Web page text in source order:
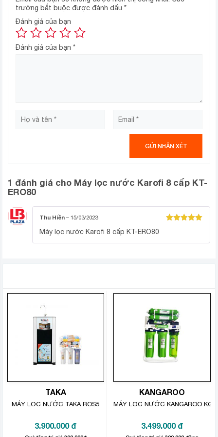
khiến nước được hoạt hóa và dễ hấp thụ vào máu hơn.
MÀNG LỌC RO – USA/Hàn Quốc: Loại bỏ hầu hết vi
chống tái nhiễm khuẩn.
không cần đun sôi. Giúp bạn giảm thiểu điện năng và
thời gian mỗi khi đun nước uống.
trường bắt buộc được đánh dấu *
Đánh giá của bạn
Đánh giá của bạn *
1 đánh giá cho Máy lọc nước Karofi 8 cấp KT-
ERO80
Thu Hiền – 15/03/2023
Máy lọc nước Karofi 8 cấp KT-ERO80
TAKA
MÁY LỌC NƯỚC TAKA ROS5
3.900.000 đ
KANGAROO
MÁY LỌC NƯỚC KANGAROO
3.499.000 đ